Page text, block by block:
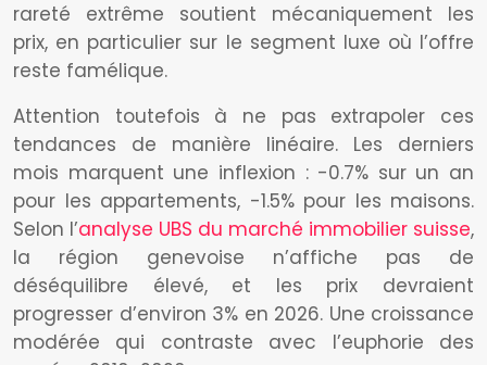
rareté extrême soutient mécaniquement les
prix, en particulier sur le segment luxe où l’offre
reste famélique.
Attention toutefois à ne pas extrapoler ces
tendances de manière linéaire. Les derniers
mois marquent une inflexion : -0.7% sur un an
pour les appartements, -1.5% pour les maisons.
Selon l’analyse UBS du marché immobilier suisse,
la région genevoise n’affiche pas de
déséquilibre élevé, et les prix devraient
progresser d’environ 3% en 2026. Une croissance
modérée qui contraste avec l’euphorie des